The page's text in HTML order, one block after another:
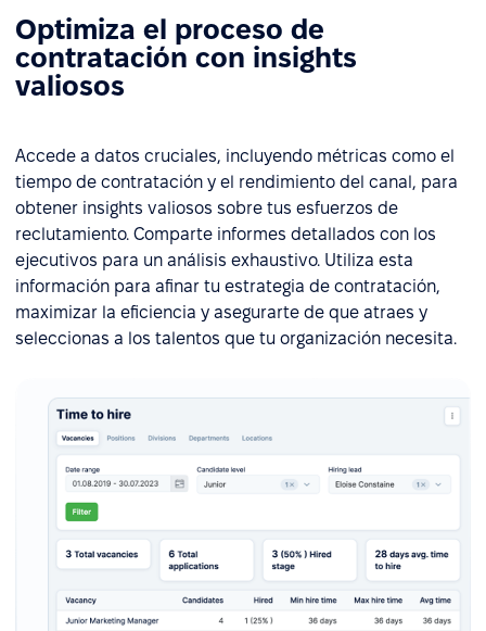
Optimiza el proceso de
contratación con insights
valiosos
Accede a datos cruciales, incluyendo métricas como el
tiempo de contratación y el rendimiento del canal, para
obtener insights valiosos sobre tus esfuerzos de
reclutamiento. Comparte informes detallados con los
ejecutivos para un análisis exhaustivo. Utiliza esta
información para afinar tu estrategia de contratación,
maximizar la eficiencia y asegurarte de que atraes y
seleccionas a los talentos que tu organización necesita.